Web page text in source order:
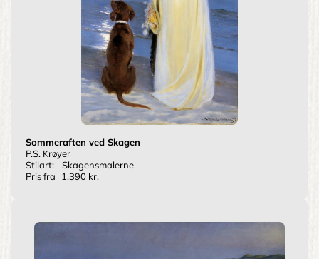
Sommeraften ved Skagen
P.S. Krøyer
Stilart:
Skagensmalerne
Pris fra
1.390 kr.